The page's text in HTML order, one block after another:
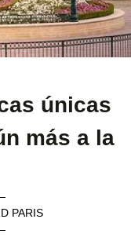
únicas
más a la
PARIS